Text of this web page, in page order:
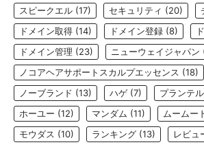
スピークエル (17) セキュリティ (20)
ドメイン取得 (14) ドメイン登録 (8)
ドメイン管理 (23) ニューウェイジャパン
ノコアヘアサポートスカルプエッセンス (18)
ノーブランド (13) ハゲ (7) プランテル
ホーユー (12) マンダム (11) ムームー
モウダス (10) ランキング (13) レビュ